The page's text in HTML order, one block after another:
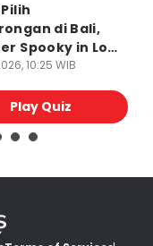
di Bali,
Spooky in Love
Kamu
10:25 WIB
Play Quiz